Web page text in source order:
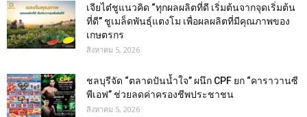
เจียไต๋ชูแนวคิด “ทุกผลผลิตที่ดี เริ่มต้นจากจุดเริ่มต้น
ที่ดี” ชูเมล็ดพันธุ์แตงโม เพื่อผลผลิตที่มีคุณภาพของ
เกษตรกร
สิงหาคม 5, 2026
ชลบุรีจัด “ตลาดปันน้ำใจ” ผนึก CPF ยก “คาราวานซี
พีเอฟ” ช่วยลดค่าครองชีพประชาชน
สิงหาคม 5, 2026